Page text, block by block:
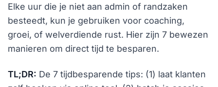
Elke uur die je niet aan admin of randzaken
besteedt, kun je gebruiken voor coaching,
groei, of welverdiende rust. Hier zijn 7 bewezen
manieren om direct tijd te besparen.
TL;DR: De 7 tijdbesparende tips: (1) laat klanten